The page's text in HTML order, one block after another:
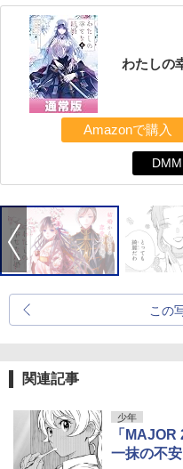
わたしの
Amazonで購入
この
関連記事
少年
「
一抹の不